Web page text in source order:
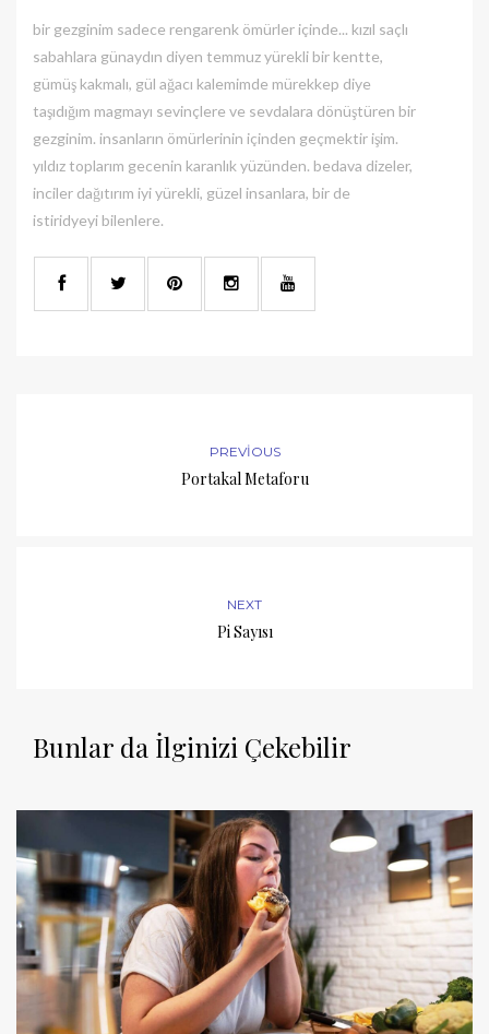
bir gezginim sadece rengarenk ömürler içinde... kızıl saçlı
sabahlara günaydın diyen temmuz yürekli bir kentte,
gümüş kakmalı, gül ağacı kalemimde mürekkep diye
taşıdığım magmayı sevinçlere ve sevdalara dönüştüren bir
gezginim. insanların ömürlerinin içinden geçmektir işim.
yıldız toplarım gecenin karanlık yüzünden. bedava dizeler,
inciler dağıtırım iyi yürekli, güzel insanlara, bir de
istiridyeyi bilenlere.
PREVIOUS
Portakal Metaforu
NEXT
Pi Sayısı
Bunlar da İlginizi Çekebilir